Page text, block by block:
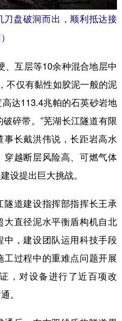
Français عربى
盘破洞而出，顺利抵达接
互层等10余种混合地层中
不仅有黏性如胶泥一般的泥
达113.4兆帕的石英砂岩地
碎带。”芜湖长江隧道有限
事长戴洪伟说，长距岩高水
穿越断层风险高、可燃气体
设提出巨大挑战。
道建设指挥部指挥长王承
大直径泥水平衡盾构机自北
中，建设团队运用科技手段
工过程中的重难点问题开展
，对设备进行了近百项改
。